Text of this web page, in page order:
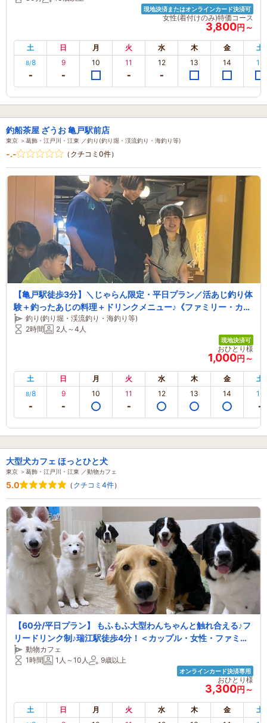
現地決済またはオンラインカード決済可
女性(着付けのみ)特価コース
3,800円～
土 日 月 火 水 木 金 土
8/8 9 10 11 12 13 14 15
釣船茶屋 ざうお 亀戸駅前店
東京 ＞葛飾・江戸川・江東 ／釣り(釣り堀・渓流釣り・海釣り等)
-.- （クチコミ0件）
【亀戸駅徒歩3分】＼じゃらん限定・平日プラン／活あじ釣り体
験＋釣ったあじの料理＋ドリンクメニュー♪《ファミリー・カッ
プル・女性におすすめ》
釣り(釣り堀・渓流釣り・海釣り等)
2時間
2人～4人
現地決済可
おひとり様
1,000円～
土 日 月 火 水 木 金 土
8/8 9 10 11 12 13 14 15
大型犬カフェ ほっとひと犬
東京 ＞葛飾・江戸川・江東 ／動物カフェ
5.0 （ クチコミ4件）
【60分/平日プラン】 もふもふ大型わんちゃんと触れ合える♪フ
リードリンク制♪瑞江駅徒歩4分！＜カップル・女性・ファミリ
ーおすすめ＞
動物カフェ
1時間
1人～10人 9歳以上
オンラインカード決済専用
おひとり様
3,300円～
土 日 月 火 水 木 金 土